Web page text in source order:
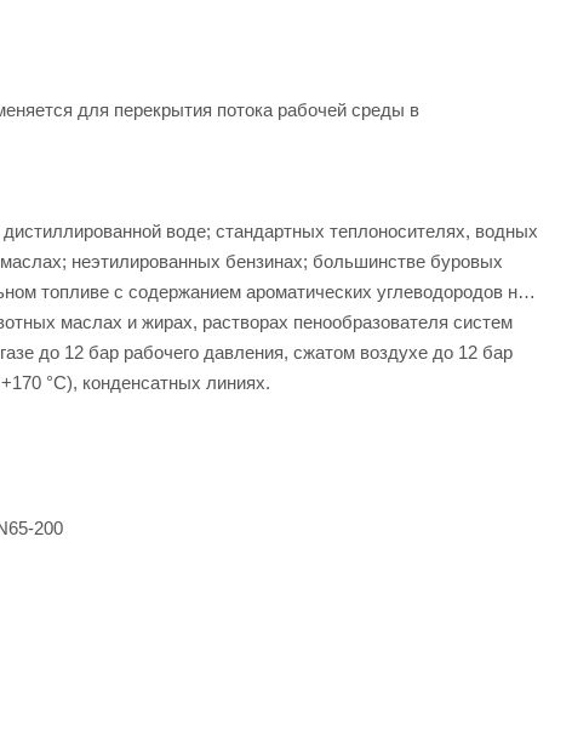
для перекрытия потока рабочей среды в
воде; стандартных теплоносителях, водных
неэтилированных бензинах; большинстве буровых
топливе с содержанием ароматических углеводородов не
маслах и жирах, растворах пенообразователя систем
до 12 бар рабочего давления, сжатом воздухе до 12 бар
°С), конденсатных линиях.
200